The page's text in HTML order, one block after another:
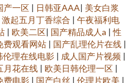
产一区 | 日韩亚AAA| 美女白浆
激起五月丁香综合 | 午夜福利电
| 欧美二区| 国产精品成人a |性
费观看网站 | 国产乱理伦片在线 |
伦理在线电影 | 成人国产片视频 |
月花在线 | 欧美日韩伦理一区 |
费电影 | 国产白丝 | 伦理片欧美 |